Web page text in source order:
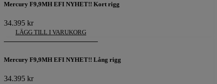
Mercury F9,9MH EFI NYHET!! Kort rigg
34.395 kr
LÄGG TILL I VARUKORG
Mercury F9,9MH EFI NYHET!! Lång rigg
34.395 kr